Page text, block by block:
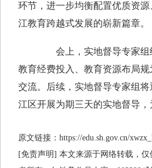
环节，进一步均衡配置优质资
江教育跨越式发展的崭新篇章。
会上，实地督导专家组结合
教育经费投入、教育资源布局
交流。后续，实地督导专家组
江区开展为期三天的实地督导
原文链接：https://edu.sh.gov.cn/
[免责声明] 本文来源于网络转载，